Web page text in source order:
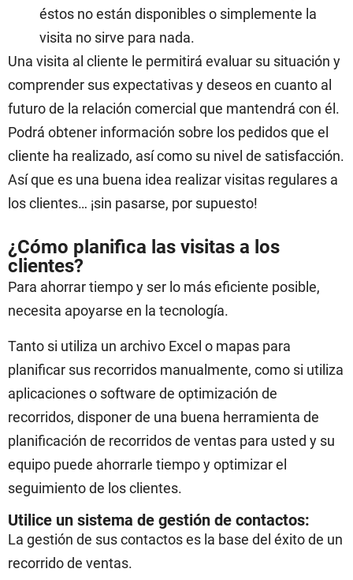
éstos no están disponibles o simplemente la
visita no sirve para nada.
Una visita al cliente le permitirá evaluar su situación y
comprender sus expectativas y deseos en cuanto al
futuro de la relación comercial que mantendrá con él.
Podrá obtener información sobre los pedidos que el
cliente ha realizado, así como su nivel de satisfacción.
Así que es una buena idea realizar visitas regulares a
los clientes… ¡sin pasarse, por supuesto!
¿Cómo planifica las visitas a los
clientes?
Para ahorrar tiempo y ser lo más eficiente posible,
necesita apoyarse en la tecnología.
Tanto si utiliza un archivo Excel o mapas para
planificar sus recorridos manualmente, como si utiliza
aplicaciones o software de optimización de
recorridos, disponer de una buena herramienta de
planificación de recorridos de ventas para usted y su
equipo puede ahorrarle tiempo y optimizar el
seguimiento de los clientes.
Utilice un sistema de gestión de contactos:
La gestión de sus contactos es la base del éxito de un
recorrido de ventas.